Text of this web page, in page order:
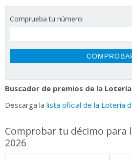
Comprueba tu número:
Buscador de premios de la
Descarga la lista oficial de la Lotería
Comprobar tu décimo para
2026